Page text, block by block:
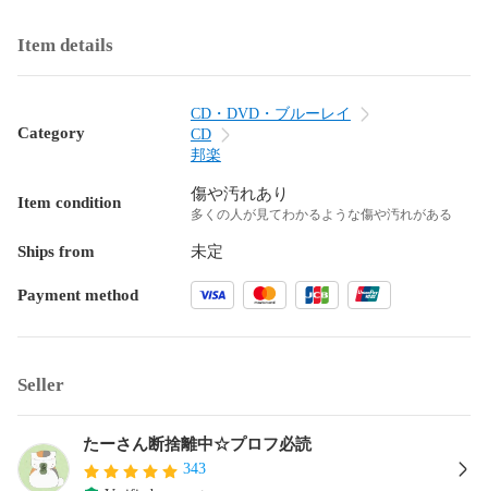
Item details
Category
CD・DVD・ブルーレイ
CD
邦楽
Item condition 傷や汚れあり
多くの人が見てわかるような傷や汚れがある
Ships from 未定
Payment method
Seller
たーさん断捨離中☆プロフ必読
343